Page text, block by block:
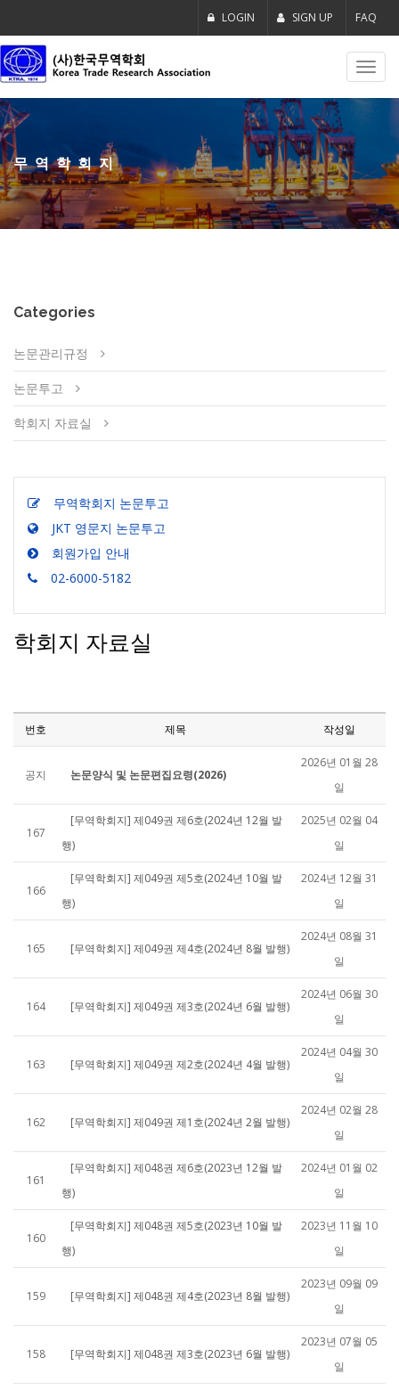
LOGIN SIGN UP FAQ
무역학회지
Categories
논문관리규정
논문투고
학회지 자료실
무역학회지 논문투고
JKT 영문지 논문투고
회원가입 안내
02-6000-5182
학회지 자료실
번호 제목 작성일
공지 논문양식 및 논문편집요령(2026)
2026년 01월 28
일
167
[무역학회지] 제049권 제6호(2024년 12월 발
행)
2025년 02월 04
일
166
[무역학회지] 제049권 제5호(2024년 10월 발
행)
2024년 12월 31
일
165 [무역학회지] 제049권 제4호(2024년 8월 발행)
2024년 08월 31
일
164 [무역학회지] 제049권 제3호(2024년 6월 발행)
2024년 06월 30
일
163 [무역학회지] 제049권 제2호(2024년 4월 발행)
2024년 04월 30
일
162 [무역학회지] 제049권 제1호(2024년 2월 발행)
2024년 02월 28
일
161
[무역학회지] 제048권 제6호(2023년 12월 발
행)
2024년 01월 02
일
160
[무역학회지] 제048권 제5호(2023년 10월 발
행)
2023년 11월 10
일
159 [무역학회지] 제048권 제4호(2023년 8월 발행)
2023년 09월 09
일
158 [무역학회지] 제048권 제3호(2023년 6월 발행)
2023년 07월 05
일